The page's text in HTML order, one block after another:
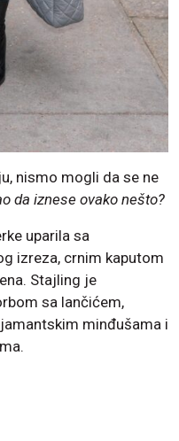
nismo mogli da se ne
da iznese ovako nešto?
uparila sa
izreza, crnim kaputom
Stajling je
sa lančićem,
minđušama i